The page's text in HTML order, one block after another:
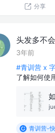
分享
头发多不
3年前
#青训营 x
了解如何使
青训营-